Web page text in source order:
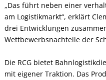
„Das führt neben einer
am Logistikmarkt“, erklärt
drei Entwicklungen
Wettbewerbsnachteile der
Die RCG bietet
mit eigener Traktion. Das